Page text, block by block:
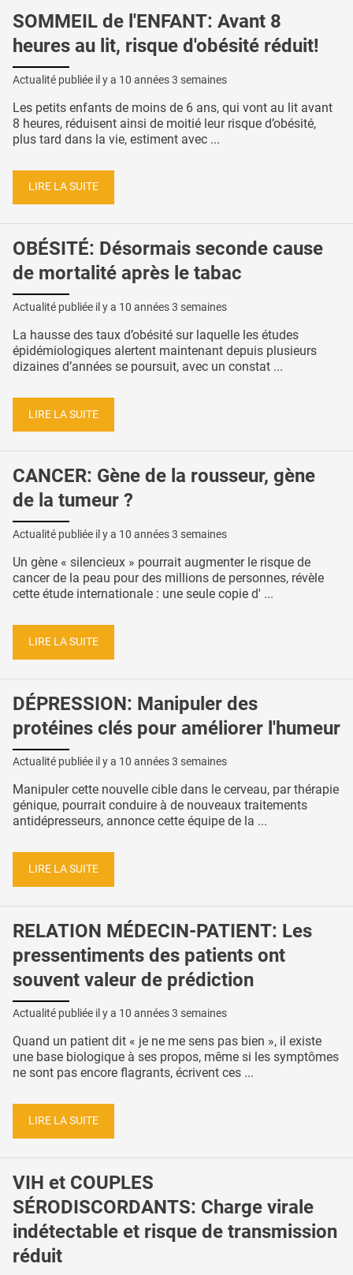
SOMMEIL de l'ENFANT: Avant 8
heures au lit, risque d'obésité réduit!
Actualité publiée il y a 10 années 3 semaines
Les petits enfants de moins de 6 ans, qui vont au lit avant
8 heures, réduisent ainsi de moitié leur risque d’obésité,
plus tard dans la vie, estiment avec ...
LIRE LA SUITE
OBÉSITÉ: Désormais seconde cause
de mortalité après le tabac
Actualité publiée il y a 10 années 3 semaines
La hausse des taux d’obésité sur laquelle les études
épidémiologiques alertent maintenant depuis plusieurs
dizaines d’années se poursuit, avec un constat ...
LIRE LA SUITE
CANCER: Gène de la rousseur, gène
de la tumeur ?
Actualité publiée il y a 10 années 3 semaines
Un gène « silencieux » pourrait augmenter le risque de
cancer de la peau pour des millions de personnes, révèle
cette étude internationale : une seule copie d' ...
LIRE LA SUITE
DÉPRESSION: Manipuler des
protéines clés pour améliorer l'humeur
Actualité publiée il y a 10 années 3 semaines
Manipuler cette nouvelle cible dans le cerveau, par thérapie
génique, pourrait conduire à de nouveaux traitements
antidépresseurs, annonce cette équipe de la ...
LIRE LA SUITE
RELATION MÉDECIN-PATIENT: Les
pressentiments des patients ont
souvent valeur de prédiction
Actualité publiée il y a 10 années 3 semaines
Quand un patient dit « je ne me sens pas bien », il existe
une base biologique à ses propos, même si les symptômes
ne sont pas encore flagrants, écrivent ces ...
LIRE LA SUITE
VIH et COUPLES
SÉRODISCORDANTS: Charge virale
indétectable et risque de transmission
réduit